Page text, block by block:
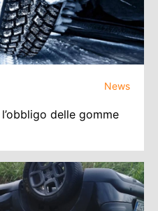
News
delle gomme